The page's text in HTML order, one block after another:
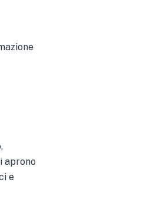
aprono
e